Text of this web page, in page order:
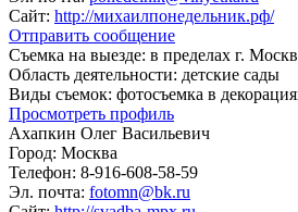
Сайт: http://михаилпонедельник.рф/
Отправить сообщение
Съемка на выезде: в пределах г.
Область деятельности: детские сады
Виды съемок: фотосъемка в
Просмотреть профиль
Ахапкин Олег Васильевич
Город: Москва
Телефон: 8-916-608-58-59
Эл. почта: fotomn@bk.ru